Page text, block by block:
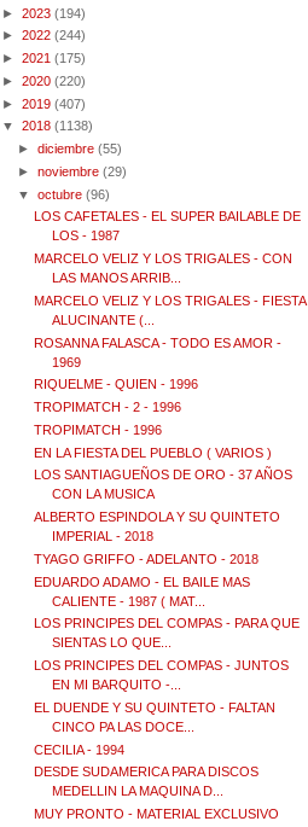
► 2023 (194)
► 2022 (244)
► 2021 (175)
► 2020 (220)
► 2019 (407)
▼ 2018 (1138)
►diciembre (55)
►noviembre (29)
▼octubre (96)
LOS CAFETALES - EL SUPER BAILABLE DE
LOS - 1987
MARCELO VELIZ Y LOS TRIGALES - CON
LAS MANOS ARRIB...
MARCELO VELIZ Y LOS TRIGALES - FIESTA
ALUCINANTE (...
ROSANNA FALASCA - TODO ES AMOR -
1969
RIQUELME - QUIEN - 1996
TROPIMATCH - 2 - 1996
TROPIMATCH - 1996
EN LA FIESTA DEL PUEBLO ( VARIOS )
LOS SANTIAGUEÑOS DE ORO - 37 AÑOS
CON LA MUSICA
ALBERTO ESPINDOLA Y SU QUINTETO
IMPERIAL - 2018
TYAGO GRIFFO - ADELANTO - 2018
EDUARDO ADAMO - EL BAILE MAS
CALIENTE - 1987 ( MAT...
LOS PRINCIPES DEL COMPAS - PARA QUE
SIENTAS LO QUE...
LOS PRINCIPES DEL COMPAS - JUNTOS
EN MI BARQUITO -...
EL DUENDE Y SU QUINTETO - FALTAN
CINCO PA LAS DOCE...
CECILIA - 1994
DESDE SUDAMERICA PARA DISCOS
MEDELLIN LA MAQUINA D...
MUY PRONTO - MATERIAL EXCLUSIVO